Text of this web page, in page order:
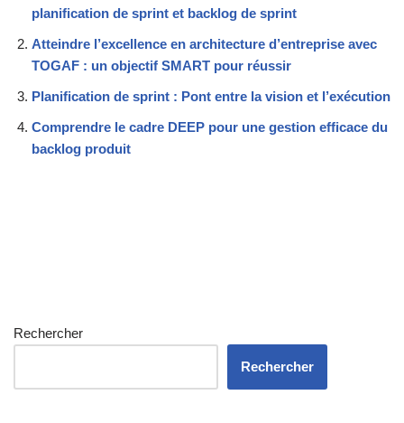
planification de sprint et backlog de sprint
Atteindre l’excellence en architecture d’entreprise avec
TOGAF : un objectif SMART pour réussir
Planification de sprint : Pont entre la vision et l’exécution
Comprendre le cadre DEEP pour une gestion efficace du
backlog produit
Rechercher
Rechercher